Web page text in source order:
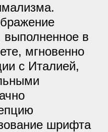
выполненное в
мгновенно
с Италией,
шрифта